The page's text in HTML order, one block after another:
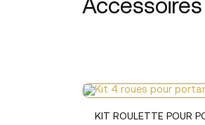
Accessoires
Voir le produit
KIT ROULETTE POUR